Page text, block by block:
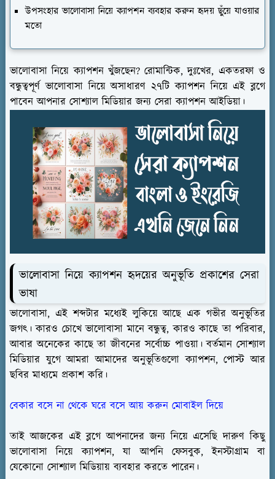
উপসংহার ভালোবাসা নিয়ে ক্যাপশন ব্যবহার করুন হৃদয় ছুঁয়ে যাওয়ার
মতো
ভালোবাসা নিয়ে ক্যাপশন খুঁজছেন? রোমান্টিক, দুঃখের, একতরফা ও
বন্ধুত্বপূর্ণ ভালোবাসা নিয়ে অসাধারণ ২৭টি ক্যাপশন নিয়ে এই ব্লগে
পাবেন আপনার সোশ্যাল মিডিয়ার জন্য সেরা ক্যাপশন আইডিয়া।
ভালোবাসা নিয়ে ক্যাপশন হৃদয়ের অনুভূতি প্রকাশের সেরা
ভাষা
ভালোবাসা, এই শব্দটার মধ্যেই লুকিয়ে আছে এক গভীর অনুভূতির
জগৎ। কারও চোখে ভালোবাসা মানে বন্ধুত্ব, কারও কাছে তা পরিবার,
আবার অনেকের কাছে তা জীবনের সর্বোচ্চ পাওয়া। বর্তমান সোশ্যাল
মিডিয়ার যুগে আমরা আমাদের অনুভূতিগুলো ক্যাপশন, পোস্ট আর
ছবির মাধ্যমে প্রকাশ করি।
বেকার বসে না থেকে ঘরে বসে আয় করুন মোবাইল দিয়ে
তাই আজকের এই ব্লগে আপনাদের জন্য নিয়ে এসেছি দারুণ কিছু
ভালোবাসা নিয়ে ক্যাপশন, যা আপনি ফেসবুক, ইনস্টাগ্রাম বা
যেকোনো সোশ্যাল মিডিয়ায় ব্যবহার করতে পারেন।